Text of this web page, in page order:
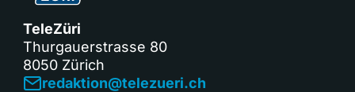
TeleZüri
Thurgauerstrasse 80
8050 Zürich
redaktion@telezueri.ch